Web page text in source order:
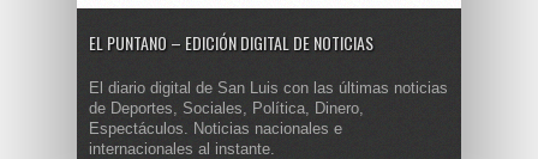
EL PUNTANO – EDICIÓN DIGITAL DE NOTICIAS
El diario digital de San Luis con las últimas noticias
de Deportes, Sociales, Política, Dinero,
Espectáculos. Noticias nacionales e
internacionales al instante.